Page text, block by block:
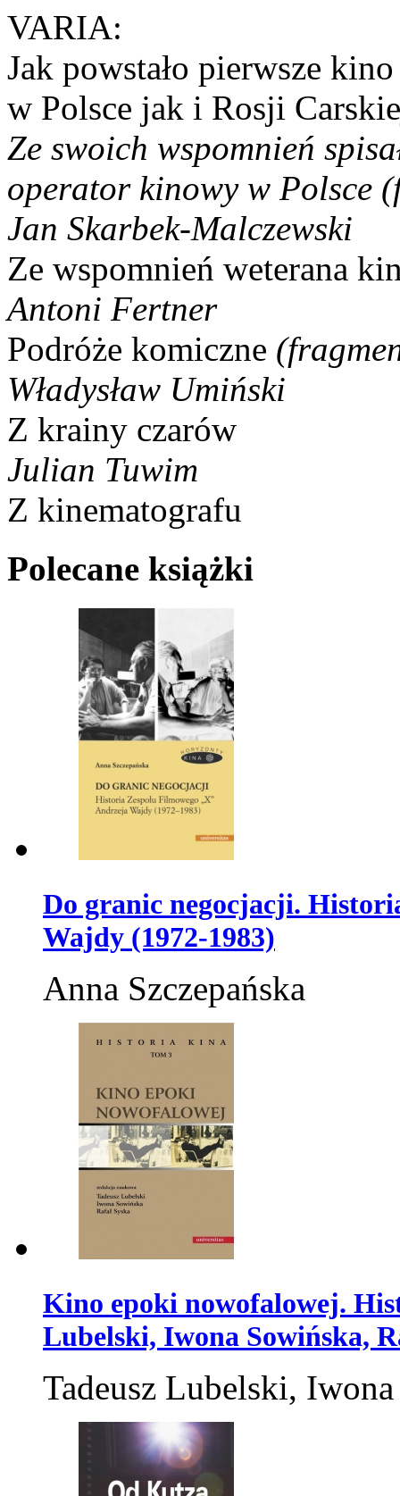
VARIA:
Jak powstało pierwsze
w Polsce jak i Rosji
Ze swoich wspomnień
operator kinowy w Polsce
Jan Skarbek-Malczewski
Ze wspomnień weterana
Antoni Fertner
Podróże komiczne
Władysław Umiński
Z krainy czarów
Julian Tuwim
Z kinematografu
Polecane książki
Do granic negocjacji.
Wajdy (1972-1983)
Anna Szczepańska
Kino epoki nowofalowej.
Lubelski, Iwona Sowińska,
Tadeusz Lubelski,